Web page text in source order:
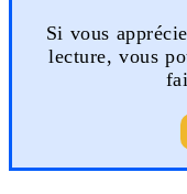
Si vous
lecture, vous